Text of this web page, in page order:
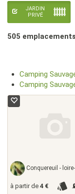
JARDIN
PRIVÉ
505 emplacements
Camping
Camping
Conquereuil - loire-
à partir de 4 €